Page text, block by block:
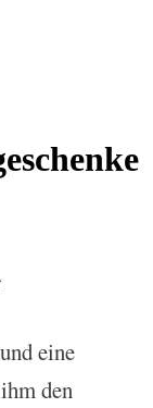
eine
den